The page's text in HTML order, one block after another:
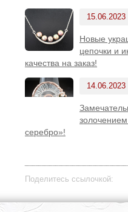
15.06.2023
Новые
цепочки и
качества на заказ!
14.06.2023
серебро»!
Поделитесь ссылочкой: